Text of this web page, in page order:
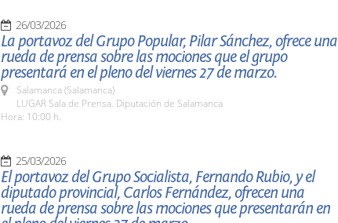
26/03/2026
La portavoz del Grupo Popular, Pilar Sánchez, ofrece una
rueda de prensa sobre las mociones que el grupo
presentará en el pleno del viernes 27 de marzo.
Salamanca (Salamanca)
LUGAR Sala de Prensa. Diputación de Salamanca
Hora: 10:00 h.
25/03/2026
El portavoz del Grupo Socialista, Fernando Rubio, y el
diputado provincial, Carlos Fernández, ofrecen una
rueda de prensa sobre las mociones que presentarán en